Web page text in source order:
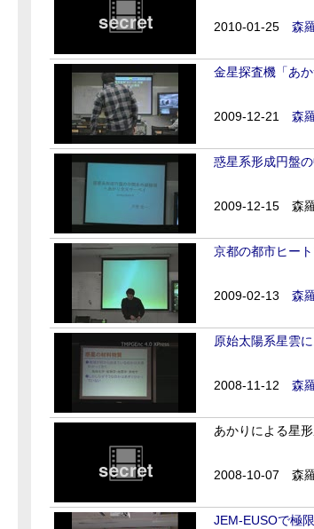
2010-01-25
森
金星探査機「あ
2009-12-21
森
惑星系形成円盤
2009-12-15
森
京都の都市ヒー
2009-02-13
森
原始太陽系星雲
2008-11-12
森
あかりによる星
2008-10-07
森
JEM-EUSOで極